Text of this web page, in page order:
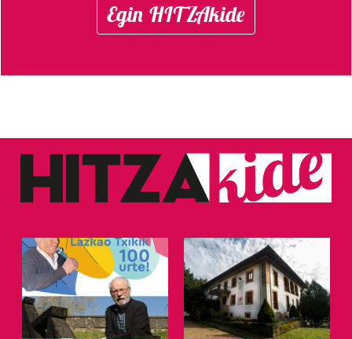
Egin HITZAkide